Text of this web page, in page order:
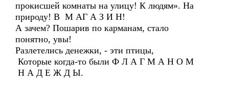
прокисшей комнаты на улицу! К людям». На
природу! В М АГ А З И Н!
А зачем? Пошарив по карманам, стало
понятно, увы!
Разлетелись денежки, - эти птицы,
Которые когда-то были Ф Л А Г М А Н О М
Н А Д Е Ж Д Ы.